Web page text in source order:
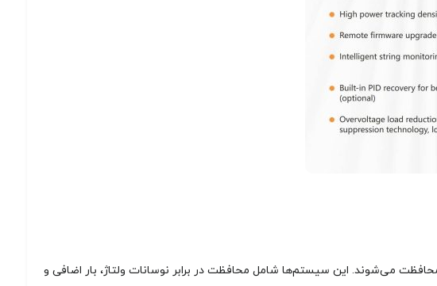
می‌شوند. این سیستم‌ها شامل محافظت در برابر نوسانات ولتاژ، بار اضافی و